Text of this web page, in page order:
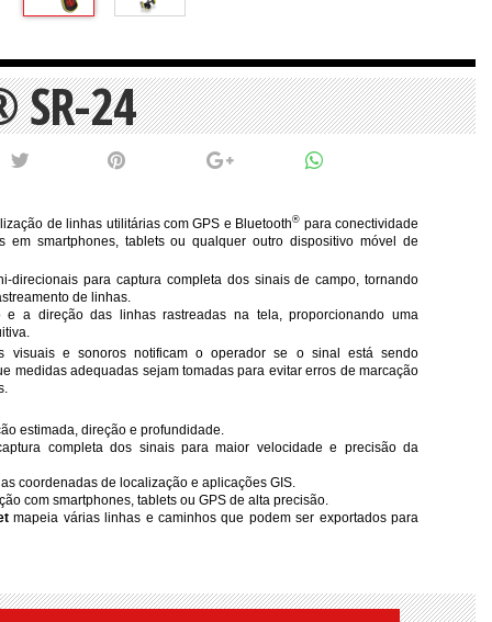
SR-24
de linhas utilitárias com GPS e Bluetooth® para conectividade
em smartphones, tablets ou qualquer outro dispositivo móvel de
direcionais para captura completa dos sinais de campo, tornando
de linhas.
e a direção das linhas rastreadas na tela, proporcionando uma
visuais e sonoros notificam o operador se o sinal está sendo
medidas adequadas sejam tomadas para evitar erros de marcação
estimada, direção e profundidade.
completa dos sinais para maior velocidade e precisão da
coordenadas de localização e aplicações GIS.
com smartphones, tablets ou GPS de alta precisão.
mapeia várias linhas e caminhos que podem ser exportados para